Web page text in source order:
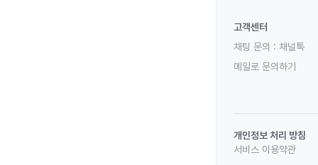
고객센터
채팅 문의 : 채널톡
메일로 문의하기
개인정보 처리 방침
서비스 이용약관